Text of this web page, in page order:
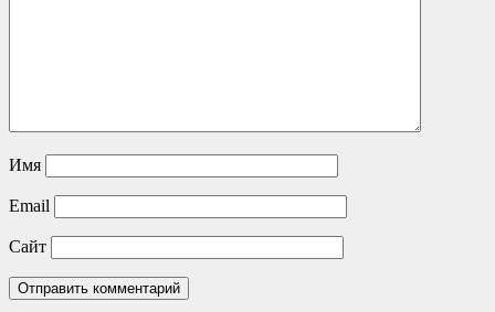
Имя
Email
Сайт